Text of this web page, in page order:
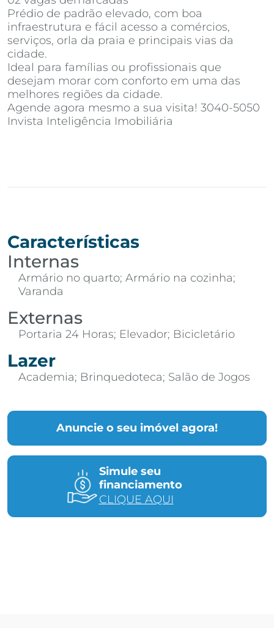
Prédio de padrão elevado, com boa
infraestrutura e fácil acesso a comércios,
serviços, orla da praia e principais vias da
cidade.
Ideal para famílias ou profissionais que
desejam morar com conforto em uma das
melhores regiões da cidade.
Agende agora mesmo a sua visita! 3040-5050
Invista Inteligência Imobiliária
Anuncie o seu imóvel agora!
Simule seu
financiamento
CLIQUE AQUI
Características
Internas
Armário no quarto; Armário na cozinha;
Varanda
Externas
Portaria 24 Horas; Elevador; Bicicletário
Lazer
Academia; Brinquedoteca; Salão de Jogos